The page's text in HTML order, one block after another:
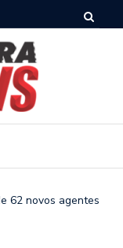
62 novos agentes